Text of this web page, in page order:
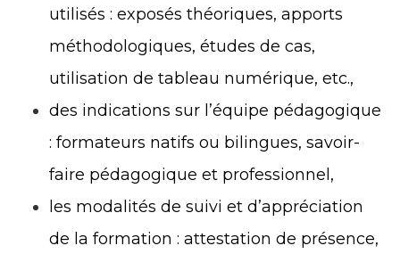
utilisés : exposés théoriques, apports
méthodologiques, études de cas,
utilisation de tableau numérique, etc.,
des indications sur l’équipe pédagogique
: formateurs natifs ou bilingues, savoir-
faire pédagogique et professionnel,
les modalités de suivi et d’appréciation
de la formation : attestation de présence,